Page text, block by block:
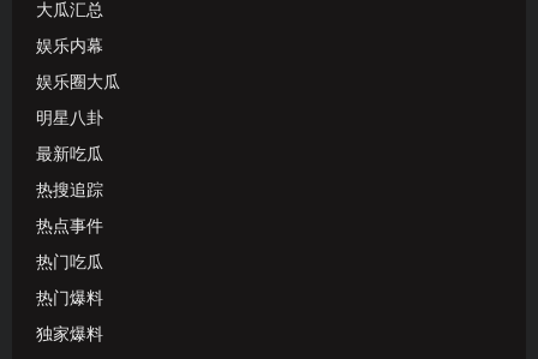
大瓜汇总
娱乐内幕
娱乐圈大瓜
明星八卦
最新吃瓜
热搜追踪
热点事件
热门吃瓜
热门爆料
独家爆料